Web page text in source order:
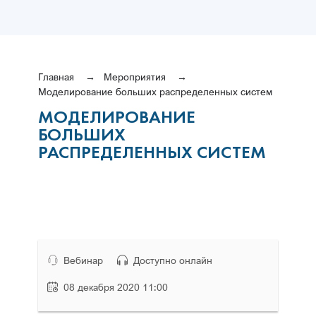
Главная
Мероприятия
Моделирование больших распределенных систем
МОДЕЛИРОВАНИЕ
БОЛЬШИХ
РАСПРЕДЕЛЕННЫХ СИСТЕМ
Вебинар Доступно онлайн
08 декабря 2020 11:00